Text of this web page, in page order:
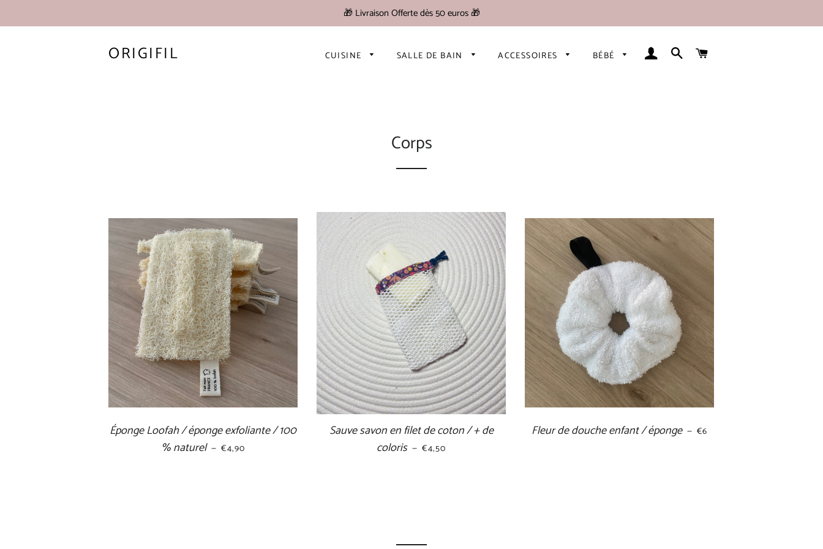
🎁 Livraison Offerte dès 50 euros 🎁
ORIGIFIL CUISINE SALLE DE BAIN ACCESSOIRES BÉBÉ SE CONNECTER
RECHERCHER
Corps
Éponge Loofah / éponge exfoliante / 100
% naturel — PRIX RÉGULIER
€4,90
Sauve savon en filet de coton / + de
coloris — PRIX RÉGULIER
€4,50
Fleur de douche enfant / éponge — PRIX RÉGULIER
€6